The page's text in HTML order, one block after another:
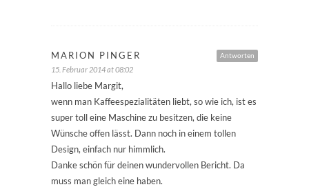
Antworten
MARION PINGER
15. Februar 2014 at 08:02
Hallo liebe Margit,
wenn man Kaffeespezialitäten liebt, so wie ich, ist es
super toll eine Maschine zu besitzen, die keine
Wünsche offen lässt. Dann noch in einem tollen
Design, einfach nur himmlich.
Danke schön für deinen wundervollen Bericht. Da
muss man gleich eine haben.